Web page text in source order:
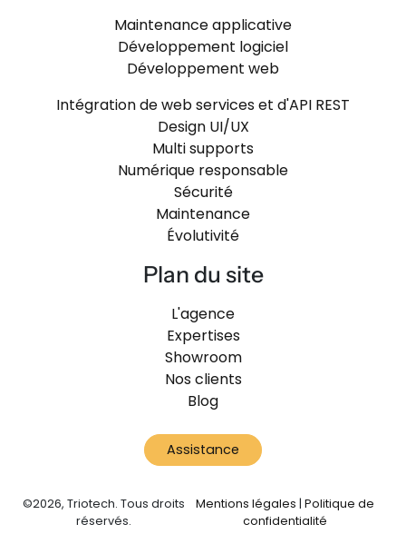
Maintenance applicative
Développement logiciel
Développement web
Intégration de web services et d'API REST
Design UI/UX
Multi supports
Numérique responsable
Sécurité
Maintenance
Évolutivité
Plan du site
L'agence
Expertises
Showroom
Nos clients
Blog
Assistance
©2026, Triotech. Tous droits
réservés.
Mentions légales |Politique de
confidentialité